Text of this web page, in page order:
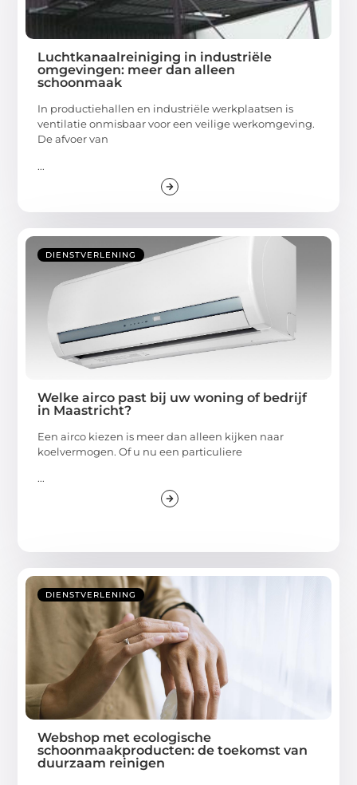
Luchtkanaalreiniging in industriële
omgevingen: meer dan alleen
schoonmaak
In productiehallen en industriële werkplaatsen is
ventilatie onmisbaar voor een veilige werkomgeving.
De afvoer van
...
DIENSTVERLENING
Welke airco past bij uw woning of bedrijf
in Maastricht?
Een airco kiezen is meer dan alleen kijken naar
koelvermogen. Of u nu een particuliere
...
DIENSTVERLENING
Webshop met ecologische
schoonmaakproducten: de toekomst van
duurzaam reinigen